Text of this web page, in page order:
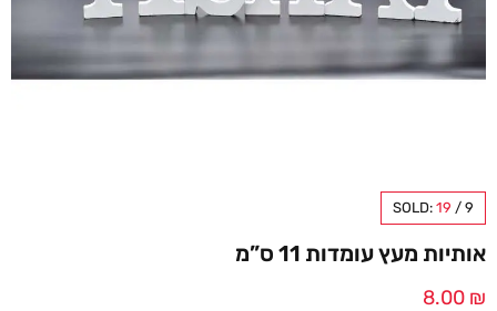
SOLD: 19 / 9
אותיות מעץ עומדות 11 ס”מ
8.00 ₪